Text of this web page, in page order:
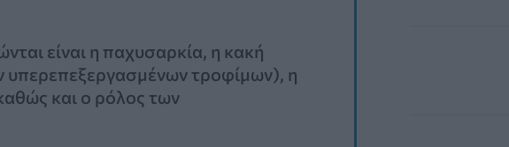
είναι η παχυσαρκία, η κακή
τροφίμων), η
και ο ρόλος των